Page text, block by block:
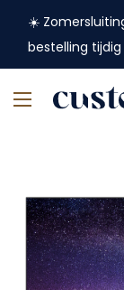
☀️
bestelling